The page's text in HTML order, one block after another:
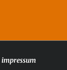
impressum